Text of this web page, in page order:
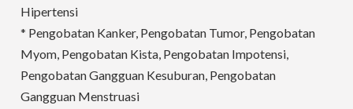
Hipertensi
* Pengobatan Kanker, Pengobatan Tumor, Pengobatan
Myom, Pengobatan Kista, Pengobatan Impotensi,
Pengobatan Gangguan Kesuburan, Pengobatan
Gangguan Menstruasi